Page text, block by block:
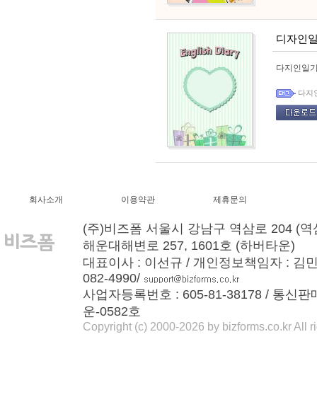
디자인
다지인일
다지
회사소개 이용약관 제휴문의
(주)비즈폼 서울시 강남구 역삼로 204 (
해운대해변로 257, 1601호 (하버타운)
대표이사 : 이선규 / 개인정보책임자 : 김
082-4990/
사업자등록번호 : 605-81-38178 / 통신
운-0582호
Copyright (c) 2000-2026 by bizforms.co.kr All